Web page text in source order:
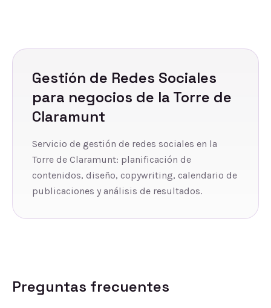
Gestión de Redes Sociales
para negocios de la Torre de
Claramunt
Servicio de gestión de redes sociales en la
Torre de Claramunt: planificación de
contenidos, diseño, copywriting, calendario de
publicaciones y análisis de resultados.
Preguntas frecuentes